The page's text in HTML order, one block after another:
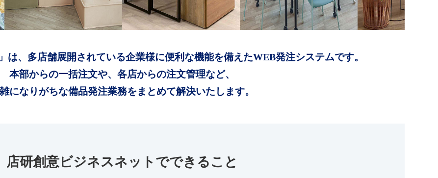
は、多店舗展開されている企業様に便利な機能を備えたWEB発注システムです。
本部からの一括注文や、各店からの注文管理など、
になりがちな備品発注業務をまとめて解決いたします。
店研創意ビジネスネットでできること